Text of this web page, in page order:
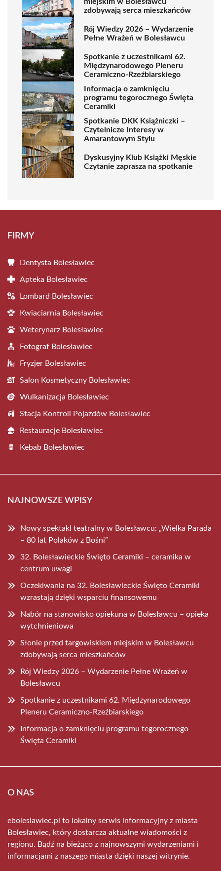
zdobywają serca mieszkańców
Rój Wiedzy 2026 – Wydarzenie
Pełne Wrażeń w Bolesławcu
Spotkanie z uczestnikami 62.
Międzynarodowego Pleneru
Ceramiczno-Rzeźbiarskiego
Informacja o zamknięciu
programu tegorocznego Święta
Ceramiki
Spotkanie DKK Książniczki –
Czytelnicze Interesy w
Amarantowym Stylu
Dyskusyjny Klub Książki Męskie
Czytanie zaprasza na spotkanie
FIRMY
Dentysta Bolesławiec
Apteka Bolesławiec
Lombard Bolesławiec
Kwiaciarnia Bolesławiec
Weterynarz Bolesławiec
Fotograf Bolesławiec
Fryzjer Bolesławiec
Salon Kosmetyczny Bolesławiec
Wulkanizacja Bolesławiec
Stacja Kontroli Pojazdów Bolesławiec
Restauracje Bolesławiec
Kebab Bolesławiec
NAJNOWSZE WPISY
Nowy spektakl teatralny w Bolesławcu: „Wielka Parada
– 80 lat Polaków z Bośni”
32. Bolesławieckie Święto Ceramiki – ceramika w
centrum uwagi
Oczekiwania na 32. Bolesławieckie Święto Ceramiki
wzrastają dzięki wsparciu finansowemu
Nabór na stanowisko opiekuna w Bolesławcu – opieka
wytchnieniowa
Słonie przed targowiskiem miejskim w Bolesławcu
zdobywają serca mieszkańców
Rój Wiedzy 2026 – Wydarzenie Pełne Wrażeń w
Bolesławcu
Spotkanie z uczestnikami 62. Międzynarodowego
Pleneru Ceramiczno-Rzeźbiarskiego
Informacja o zamknięciu programu tegorocznego
Święta Ceramiki
O NAS
eboleslawiec.pl to lokalny serwis informacyjny z miasta
Bolesławiec, który dostarcza aktualne wiadomości z
regionu. Bądź na bieżąco z najnowszymi wydarzeniami i
informacjami z naszego miasta dzięki naszej witrynie.